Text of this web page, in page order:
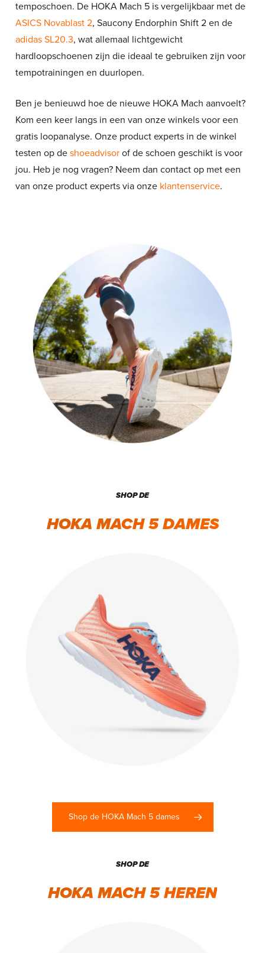
temposchoen. De HOKA Mach 5 is vergelijkbaar met de
ASICS Novablast 2, Saucony Endorphin Shift 2 en de
adidas SL20.3, wat allemaal lichtgewicht
hardloopschoenen zijn die ideaal te gebruiken zijn voor
tempotrainingen en duurlopen.
Ben je benieuwd hoe de nieuwe HOKA Mach aanvoelt?
Kom een keer langs in een van onze winkels voor een
gratis loopanalyse. Onze product experts in de winkel
testen op de shoeadvisorof de schoen geschikt is voor
jou. Heb je nog vragen? Neem dan contact op met een
van onze product experts via onze klantenservice.
SHOP DE
HOKA MACH 5 DAMES
Shop de HOKA Mach 5 dames
SHOP DE
HOKA MACH 5 HEREN